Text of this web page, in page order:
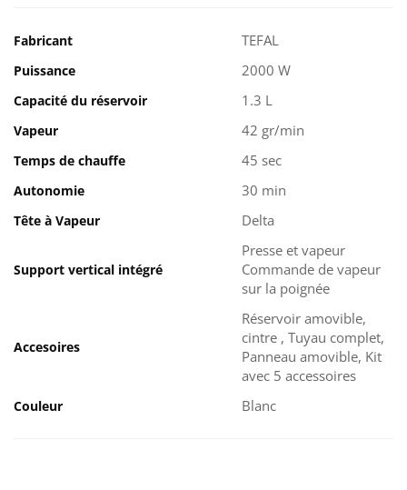
Fabricant TEFAL
Puissance 2000 W
Capacité du réservoir 1.3 L
Vapeur 42 gr/min
Temps de chauffe 45 sec
Autonomie 30 min
Tête à Vapeur Delta
Support vertical intégré
presse et vapeur
Commande de vapeur
sur la poignée
Accesoires
Réservoir amovible,
cintre , Tuyau complet,
Panneau amovible, Kit
avec 5 accessoires
Couleur Blanc